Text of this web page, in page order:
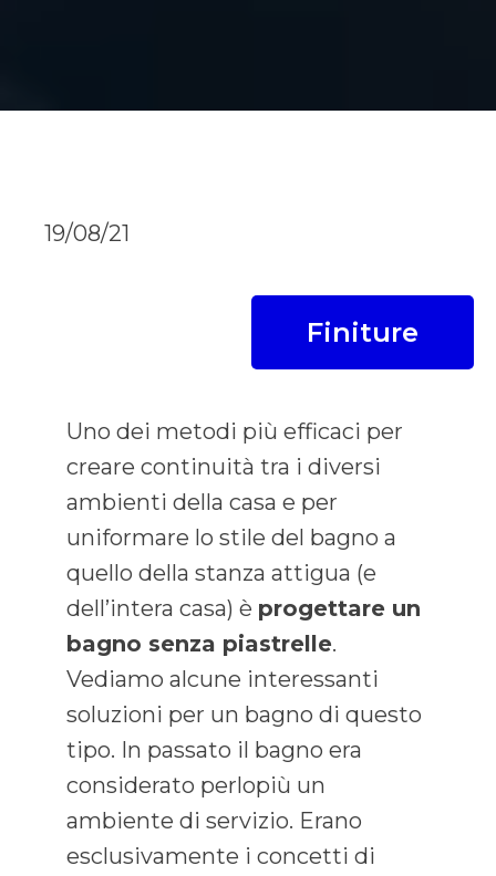
19/08/21
Finiture
Uno dei metodi più efficaci per
creare continuità tra i diversi
ambienti della casa e per
uniformare lo stile del bagno a
quello della stanza attigua (e
dell’intera casa) è progettare un
bagno senza piastrelle.
Vediamo alcune interessanti
soluzioni per un bagno di questo
tipo. In passato il bagno era
considerato perlopiù un
ambiente di servizio. Erano
esclusivamente i concetti di